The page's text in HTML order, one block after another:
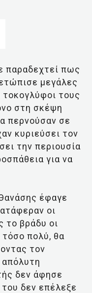
παραδεχτεί πως
μεγάλες
τοκογλύφοι τους
στη σκέψη
περνούσαν σε
κυριεύσει τον
την περιουσία
για να
έφαγε
οι
το βράδυ οι
τόσο πολύ, θα
τον
δεν άφησε
δεν επέλεξε